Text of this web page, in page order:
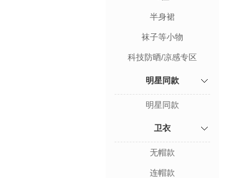
半身裙
袜子等小物
科技防晒/凉感专区
明星同款
明星同款
卫衣
无帽款
连帽款